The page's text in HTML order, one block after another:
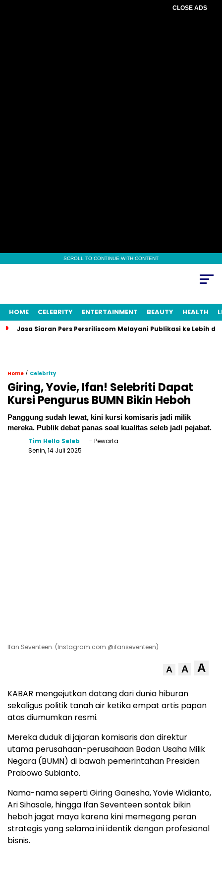
CLOSE ADS
SCROLL TO CONTINUE WITH CONTENT
HOME CELEBRITY ENTERTAINMENT BEAUTY HEALTH
Jasa Siaran Pers Persriliscom Melayani Publikasi ke Lebih
Home / Celebrity
Giring, Yovie, Ifan! Selebriti Dapat
Kursi Pengurus BUMN Bikin Heboh
Panggung sudah lewat, kini kursi komisaris jadi milik
mereka. Publik debat panas soal kualitas seleb jadi pejabat.
Tim Hello Seleb
- Pewarta
Senin, 14 Juli 2025
Ifan Seventeen. (Instagram.com @ifanseventeen)
A A A
KABAR mengejutkan datang dari dunia hiburan
sekaligus politik tanah air ketika empat artis papan
atas diumumkan resmi.
Mereka duduk di jajaran komisaris dan direktur
utama perusahaan-perusahaan Badan Usaha Milik
Negara (BUMN) di bawah pemerintahan Presiden
Prabowo Subianto.
Nama-nama seperti Giring Ganesha, Yovie Widianto,
Ari Sihasale, hingga Ifan Seventeen sontak bikin
heboh jagat maya karena kini memegang peran
strategis yang selama ini identik dengan profesional
bisnis.